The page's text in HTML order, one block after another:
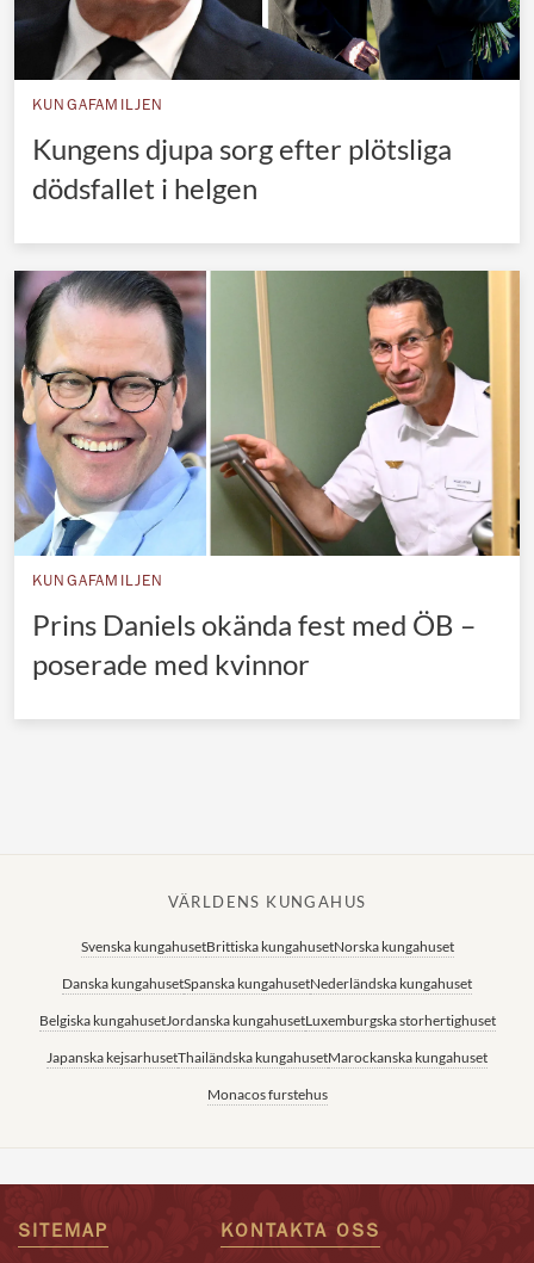
Thailändska kungahuset
Marockanska kungahuset
KUNGAFAMILJEN
Kungens djupa sorg efter plötsliga
dödsfallet i helgen
KUNGAFAMILJEN
Prins Daniels okända fest med ÖB –
poserade med kvinnor
VÄRLDENS KUNGAHUS
Svenska kungahusetBrittiska kungahusetNorska kungahuset
Danska kungahusetSpanska kungahusetNederländska kungahuset
Belgiska kungahusetJordanska kungahusetLuxemburgska storhertighuset
Japanska kejsarhusetThailändska kungahusetMarockanska kungahuset
Monacos furstehus
SITEMAP KONTAKTA OSS